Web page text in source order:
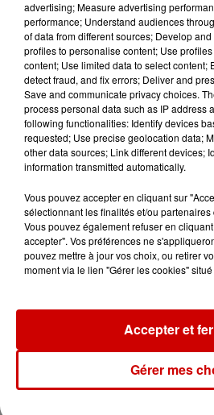
Alouette
Futuroscope
Le Duel -
en jet ski !
Podcasts
Kelly Massol,
advertising; Measure advertising
performance; Understand audiences
of data from different sources; Develop
profiles to personalise content; Use
content; Use limited data to select content;
detect fraud, and fix errors; Deliver and
Save and communicate privacy choices.
process personal data such as IP address
following functionalities: Identify devices
requested; Use precise geolocation data;
other data sources; Link different devices;
information transmitted automatically.
Vous pouvez accepter en cliquant sur
sélectionnant les finalités et/ou partenaires
Vous pouvez également refuser en
accepter". Vos préférences ne
pouvez mettre à jour vos choix, ou retirer
moment via le lien "Gérer les cookies"
Gérer mes
Accepter et